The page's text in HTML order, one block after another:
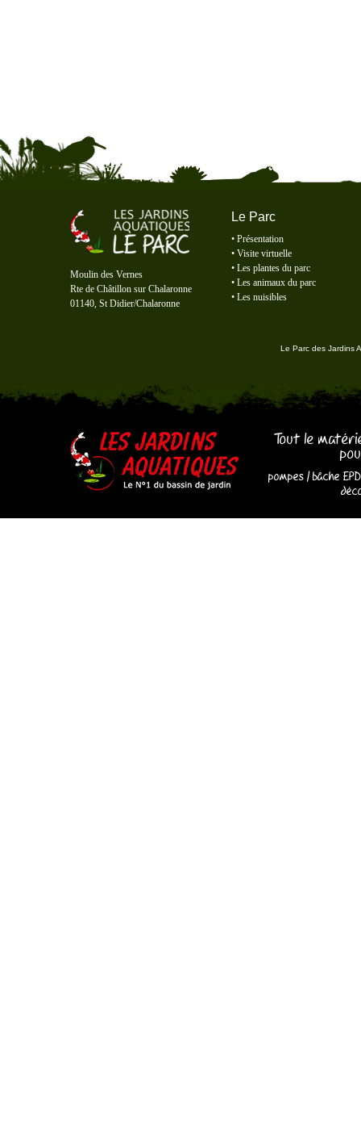
Moulin des Vernes
Rte de Châtillon sur Chalaronne
01140, St Didier/Chalaronne
Le Parc
• Présentation
• Visite virtuelle
• Les plantes du parc
• Les animaux du parc
• Les nuisibles
Le Parc des Jardins
Tout le
pompes /bâche